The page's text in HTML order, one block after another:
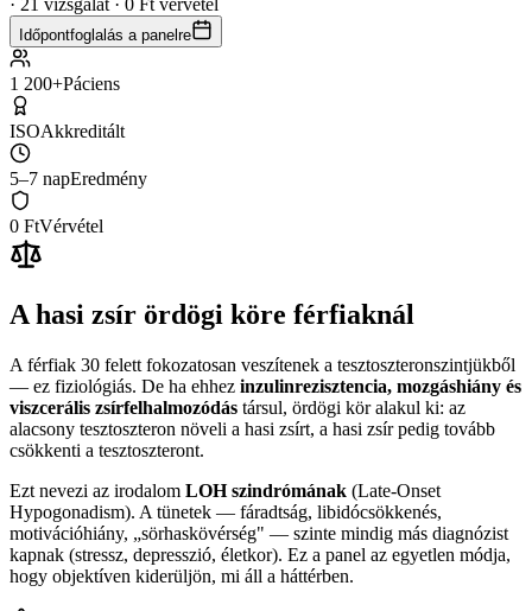
Időpontfoglalás a panelre
1 200+Páciens
ISOAkkreditált
5–7 napEredmény
0 FtVérvétel
A hasi zsír ördögi köre férfiaknál
A férfiak 30 felett fokozatosan veszítenek a tesztoszteronszintjükből
— ez fiziológiás. De ha ehhez inzulinrezisztencia, mozgáshiány és
viszcerális zsírfelhalmozódás társul, ördögi kör alakul ki: az
alacsony tesztoszteron növeli a hasi zsírt, a hasi zsír pedig tovább
csökkenti a tesztoszteront.
Ezt nevezi az irodalom LOH szindrómának (Late-Onset
Hypogonadism). A tünetek — fáradtság, libidócsökkenés,
motivációhiány, „sörhaskövérség" — szinte mindig más diagnózist
kapnak (stressz, depresszió, életkor). Ez a panel az egyetlen módja,
hogy objektíven kiderüljön, mi áll a háttérben.